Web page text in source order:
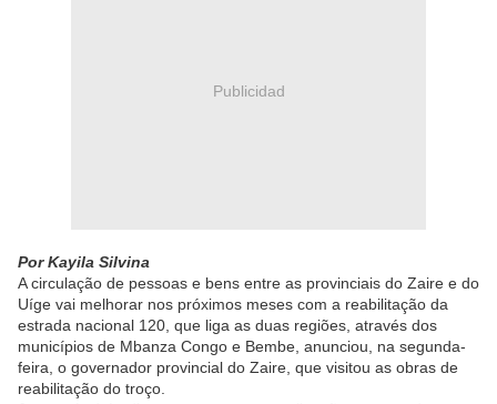
Publicidad
Por Kayila Silvina
A circulação de pessoas e bens entre as provinciais do Zaire e do
Uíge vai melhorar nos próximos meses com a reabilitação da
estrada nacional 120, que liga as duas regiões, através dos
municípios de Mbanza Congo e Bembe, anunciou, na segunda-
feira, o governador provincial do Zaire, que visitou as obras de
reabilitação do troço.